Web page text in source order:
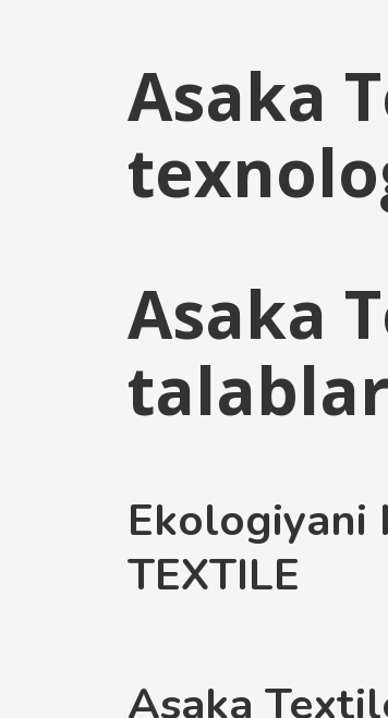
Asaka
Asaka
talablar
Ekologiyani
TEXTILE
Asaka